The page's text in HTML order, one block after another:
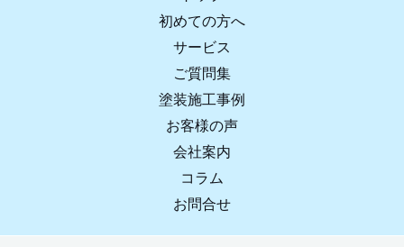
初めての方へ
サービス
ご質問集
塗装施工事例
お客様の声
会社案内
コラム
お問合せ